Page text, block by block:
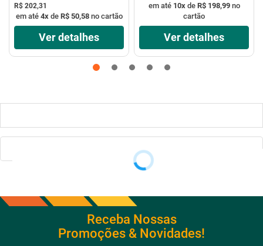
R$ 202,31
em até 4xde R$ 50,58no cartão
Ver detalhes
em até 10xde R$ 198,99no
cartão
Ver detalhes
Receba Nossas
Promoções & Novidades!